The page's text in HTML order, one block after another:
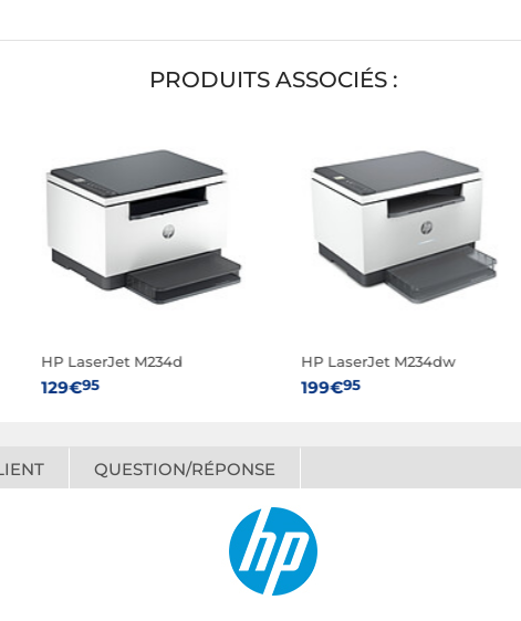
PRODUITS ASSOCIÉS :
HP LaserJet M234d
129€95
HP LaserJet M234dw
199€95
QUESTION/RÉPONSE